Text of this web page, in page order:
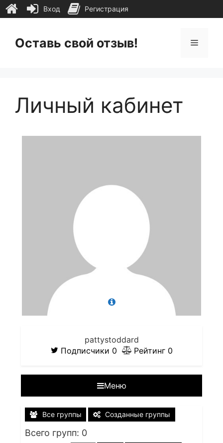
содержимому
Оставь свой отзыв! Меню
Личный кабинет
pattystoddard
Подписчики 0 Рейтинг 0
Меню
Все группы Созданные группы
Всего групп: 0
Вход Регистрация